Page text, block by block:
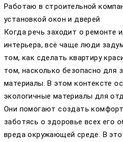
Работаю в строительной
установкой окон и дверей
Когда речь заходит о ремонте
интерьера, всё чаще люди
том, как сделать квартиру
том, насколько безопасно для
материалы. В этом контексте
экологичные материалы для
Они помогают создать
заботясь о здоровье всех его
вреда окружающей среде. В